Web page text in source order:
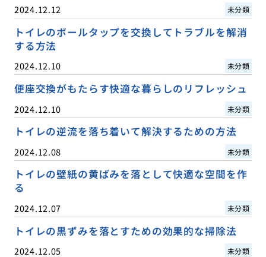
2024.12.12 未分類
トイレのボールタップを交換してトラブルを解消
する方法
2024.12.10 未分類
便座交換がもたらす快適な暮らしのリフレッシュ
2024.12.10 未分類
トイレの逆流を落ち着いて解決するための方法
2024.12.08 未分類
トイレの壁紙の黄ばみを落として快適な空間を作
る
2024.12.07 未分類
トイレの黒ずみを落とすための効果的な掃除法
2024.12.05 未分類